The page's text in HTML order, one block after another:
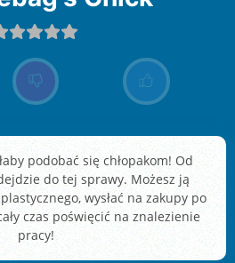
podobać się chłopakom! Od
do tej sprawy. Możesz ją
wysłać na zakupy po
czas poświęcić na znalezienie
pracy!